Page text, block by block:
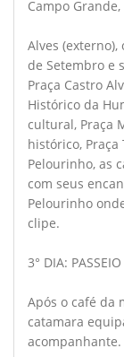
Campo
Alves
de Setembro e
Praça Castro
Histórico da
cultural, Praça
histórico, Praça
Pelourinho, as
com seus
Pelourinho
clipe.
3° DIA:
Após o café da
catamara
acompanhante.